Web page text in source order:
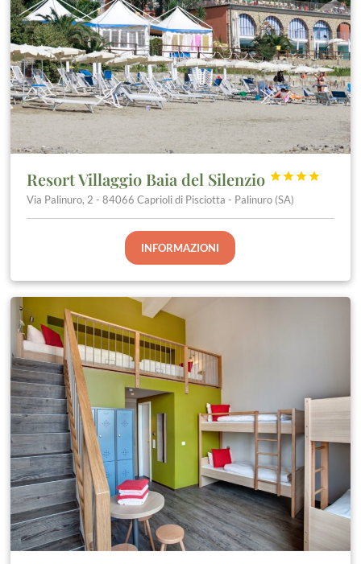
Resort Villaggio Baia del Silenzio 



Via Palinuro, 2 - 84066 Caprioli di Pisciotta - Palinuro (SA)
INFORMAZIONI